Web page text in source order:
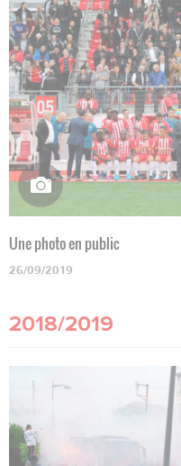
Une photo en public
26/09/2019
2018/2019